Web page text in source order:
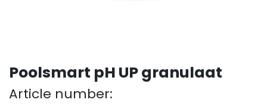
Poolsmart pH UP granulaat
Article number: